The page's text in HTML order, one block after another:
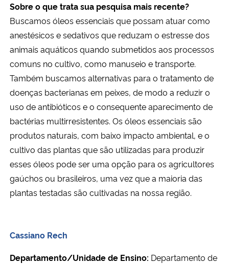
Sobre o que trata sua pesquisa mais recente?
Buscamos óleos essenciais que possam atuar como
anestésicos e sedativos que reduzam o estresse dos
animais aquáticos quando submetidos aos processos
comuns no cultivo, como manuseio e transporte.
Também buscamos alternativas para o tratamento de
doenças bacterianas em peixes, de modo a reduzir o
uso de antibióticos e o consequente aparecimento de
bactérias multirresistentes. Os óleos essenciais são
produtos naturais, com baixo impacto ambiental, e o
cultivo das plantas que são utilizadas para produzir
esses óleos pode ser uma opção para os agricultores
gaúchos ou brasileiros, uma vez que a maioria das
plantas testadas são cultivadas na nossa região.
Cassiano Rech
Departamento/Unidade de Ensino: Departamento de